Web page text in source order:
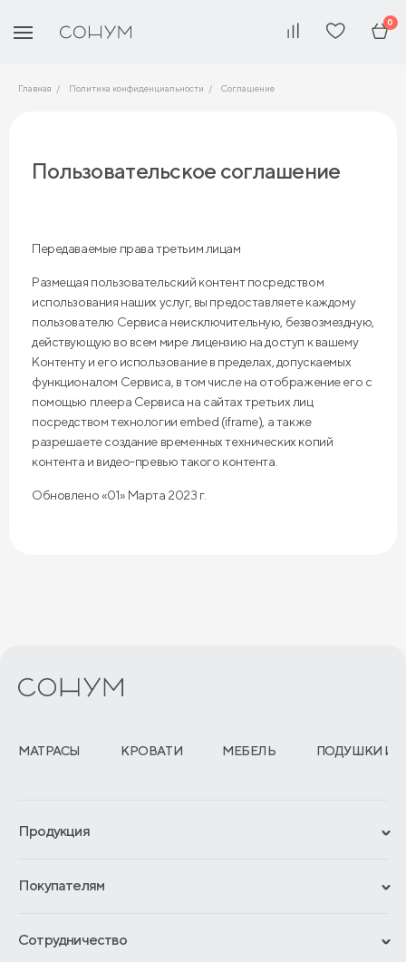
0
Главная Политика конфиденциальности Соглашение
Пользовательское соглашение
Передаваемые права третьим лицам
Размещая пользовательский контент посредством
использования наших услуг, вы предоставляете каждому
пользователю Сервиса неисключительную, безвозмездную,
действующую во всем мире лицензию на доступ к вашему
Контенту и его использование в пределах, допускаемых
функционалом Сервиса, в том числе на отображение его с
помощью плеера Сервиса на сайтах третьих лиц
посредством технологии embed (iframe), а также
разрешаете создание временных технических копий
контента и видео-превью такого контента.
Обновлено «01» Марта 2023 г.
МАТРАСЫ КРОВАТИ МЕБЕЛЬ ПОДУШКИ И
Продукция
Гарантии
Покупателям
Обмен и возврат
Сотрудничество